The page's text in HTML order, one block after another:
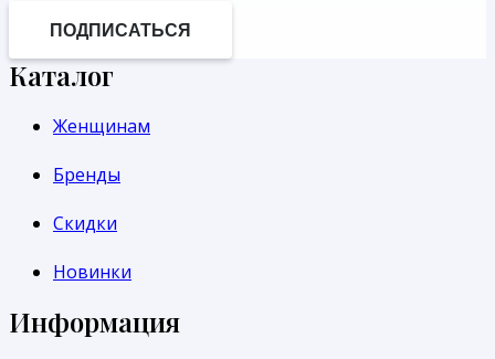
ПОДПИСАТЬСЯ
Каталог
Женщинам
Бренды
Скидки
Новинки
Информация